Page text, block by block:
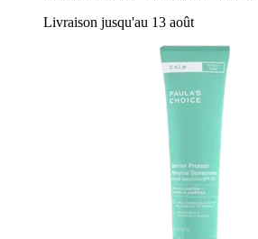
Livraison jusqu'au 13 août